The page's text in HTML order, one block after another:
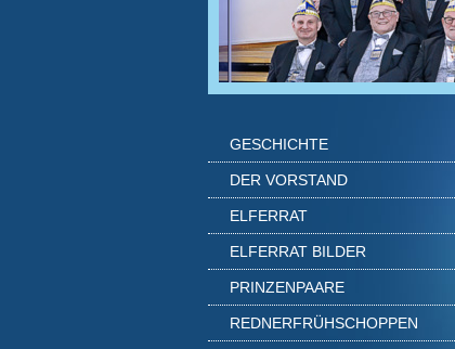
GESCHICHTE
DER VORSTAND
ELFERRAT
ELFERRAT BILDER
PRINZENPAARE
REDNERFRÜHSCHOPPEN